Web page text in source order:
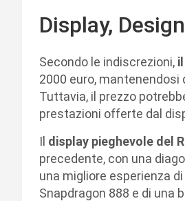
Display,
Secondo le indiscrezioni,
2000 euro,
Tuttavia, il prezzo
prestazioni offerte dal
Il display pieghevole del
precedente, con una
una migliore esperienza
Snapdragon 888 e di una